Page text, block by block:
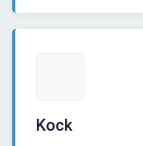
Kock